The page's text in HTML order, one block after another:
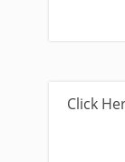
Click